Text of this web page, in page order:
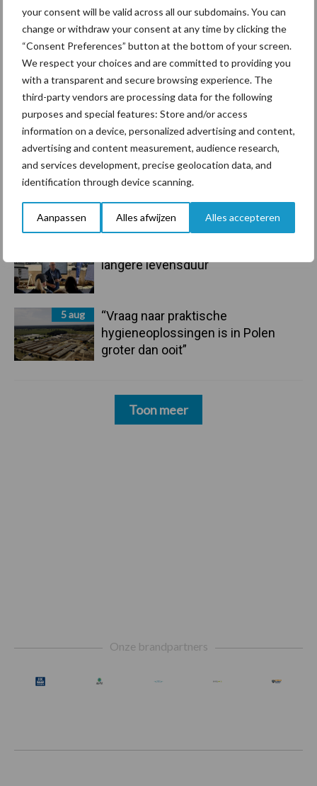
your consent will be valid across all our subdomains. You can
change or withdraw your consent at any time by clicking the
“Consent Preferences” button at the bottom of your screen.
We respect your choices and are committed to providing you
with a transparent and secure browsing experience. The
third-party vendors are processing data for the following
purposes and special features: Store and/or access
information on a device, personalized advertising and content,
advertising and content measurement, audience research,
and services development, precise geolocation data, and
identification through device scanning.
Aanpassen Alles afwijzen Alles accepteren
Sidebar
7 aug
Grondstoffenmarkt blijft grillig:
droogte en geopolitiek houden
handel in de greep
7 aug
De speenhuid: een vaak
onderschatte risicofactor voor
mastitis
ForFarmers ziet volume en
langere levensduur
5 aug
“Vraag naar praktische
hygieneoplossingen is in Polen
groter dan ooit”
Toon meer
Onze brandpartners